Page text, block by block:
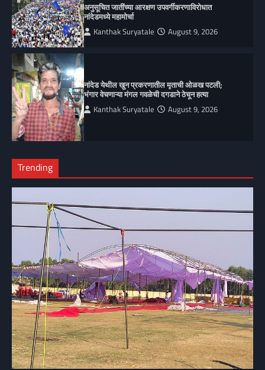
अनुसूचित जातींच्या आरक्षण उपवर्गीकरणाविरोधात
नांदेडमध्ये महामोर्चा
Kanthak Suryatale August 9, 2026
नांदेड येथील खुन प्रकरणातील मृताची ओळख पटली;
भंगार वेचणाऱ्या मंगल गवळेची दगडाने ठेचून हत्या
Kanthak Suryatale August 9, 2026
Trending